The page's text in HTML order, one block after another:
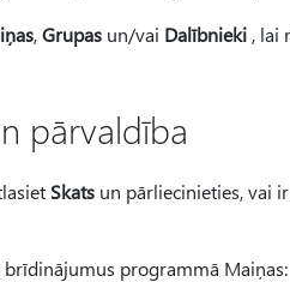
,Grupasun/vai Dalībnieki, lai
pārvaldība
Skatsun pārliecinieties, vai
programmā Maiņas: